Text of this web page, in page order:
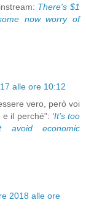
There's $1
now worry of
alle ore 10:12
vero, però voi
e il perché": ‘It’s too
avoid economic
2018 alle ore